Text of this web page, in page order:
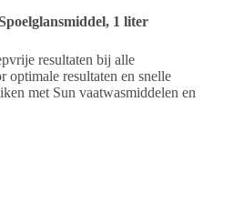
1 liter
resultaten bij alle
optimale resultaten en snelle
met Sun vaatwasmiddelen en